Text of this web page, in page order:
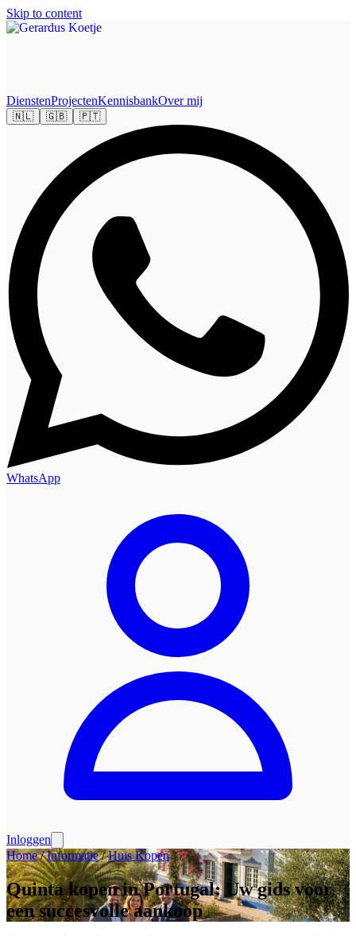
Skip to content
DienstenProjectenKennisbankOver mij
🇳🇱 🇬🇧 🇵🇹
WhatsApp
Inloggen
Home/Informatie/Huis Kopen
Quinta kopen in Portugal: Uw gids voor
een succesvolle aankoop